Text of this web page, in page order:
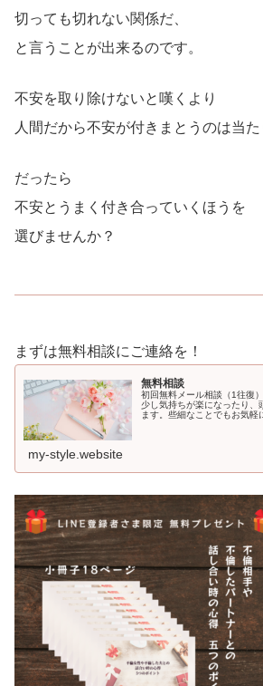
切っても切れない関係だ、
と言うことが出来るのです。
不安を取り除けないと嘆くより
人間だから不安が付きまとうのは当た
だったら
不安とうまく付き合っていくほうを
選びませんか？
まずは無料相談にご連絡を！
無料相談
初回無料メール相談（1往復
少し気持ちが楽になったり、
ます。些細なことでもお気軽
my-style.website